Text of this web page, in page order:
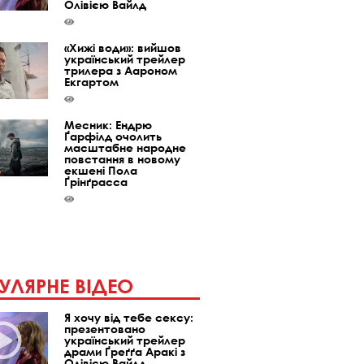
Олівією Вайлд
«Хижі води»: вийшов
український трейлер
трилера з Аароном
Екгартом
Месник: Ендрю
Ґарфілд очолить
масштабне народне
повстання в новому
екшені Пола
Ґрінґрасса
ВІДЕО
Я хочу від тебе сексу:
презентовано
український трейлер
драми Ґреґґа Аракі з